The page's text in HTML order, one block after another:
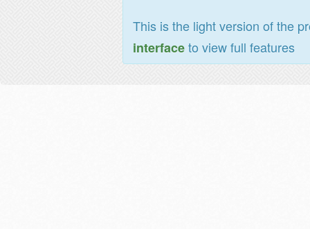
This is the light version of the
interfaceto view full features